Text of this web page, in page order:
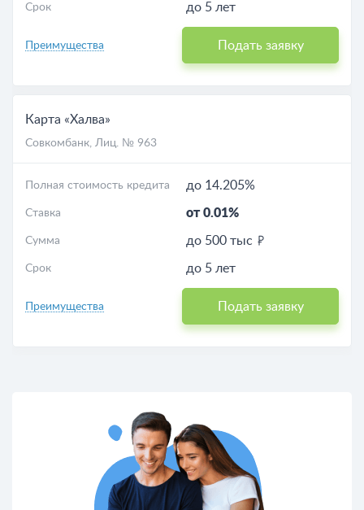
Срок до 5 лет
Преимущества Подать заявку
Карта «Халва»
Совкомбанк, Лиц. № 963
Полная стоимость кредита до 14.205%
Ставка от 0.01%
Сумма до 500 тыс
Срок до 5 лет
Преимущества Подать заявку